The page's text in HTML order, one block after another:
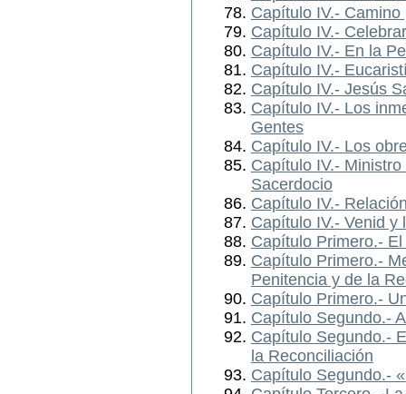
Capítulo IV.-
Capítulo IV.-
Capítulo IV.- En la
Capítulo IV.-
Capítulo IV.- Jesús
Capítulo IV.- Los
Gentes
Capítulo IV.- Los
Capítulo IV.-
Sacerdocio
Capítulo IV.-
Capítulo IV.- Venid y
Capítulo Primero.-
Capítulo Primero.-
Penitencia y de la
Capítulo Primero.-
Capítulo Segundo.-
Capítulo Segundo.-
la Reconciliación
Capítulo Segundo.-